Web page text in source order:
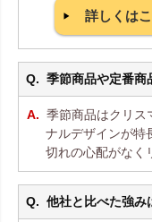
詳しくは
季節商品や定番商
季節商品はクリス
ナルデザインが特
切れの心配がなく
他社と比べた強み